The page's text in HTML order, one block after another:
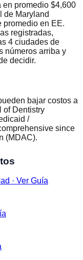
en promedio $4,600
de Maryland
promedio en EE.
registradas,
4 ciudades de
números arriba y
decidir.
bajar costos a
of Dentistry
/
since
(MDAC).
· Ver Guía